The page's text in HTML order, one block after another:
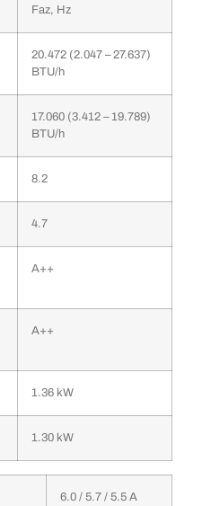
Faz, Hz
20.472 (2.047 – 27.637)
BTU/h
17.060 (3.412 – 19.789)
BTU/h
8.2
4.7
A++
A++
1.36 kW
1.30 kW
6.0 / 5.7 / 5.5 A